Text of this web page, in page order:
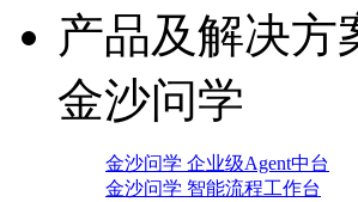
产品及解决方
金沙问学
金沙问学 企业级Agent中台
金沙问学 智能流程工作台